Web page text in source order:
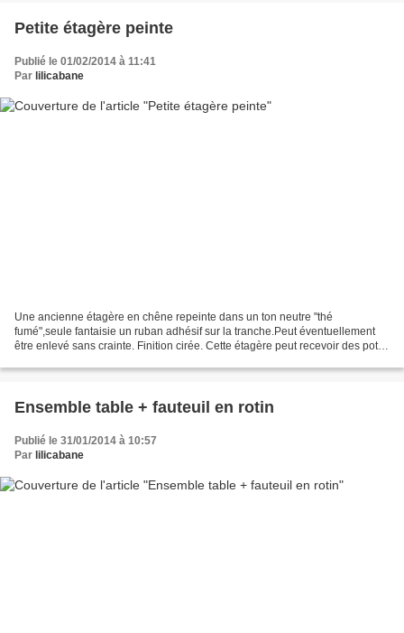
Petite étagère peinte
Publié le 01/02/2014 à 11:41
Par lilicabane
Une ancienne étagère en chêne repeinte dans un ton neutre "thé
fumé",seule fantaisie un ruban adhésif sur la tranche.Peut éventuellement
être enlevé sans crainte. Finition cirée. Cette étagère peut recevoir des pots
Ensemble table + fauteuil en rotin
Publié le 31/01/2014 à 10:57
Par lilicabane